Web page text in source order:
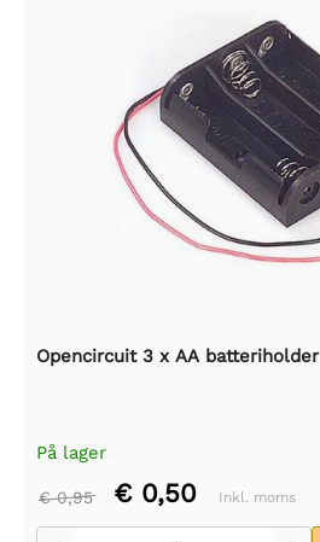
Opencircuit 3 x AA batteriholder
På lager
€ 0,95 € 0,50 Inkl. moms